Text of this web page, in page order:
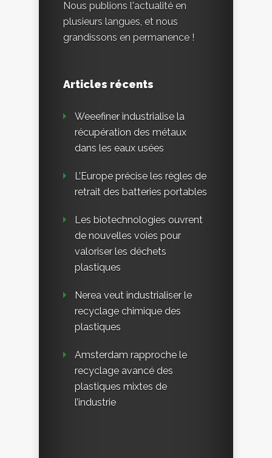
Nous publions l'actualité en
plusieurs langues, et nous
grandissons en permanence !
Articles récents
Weeefiner industrialise la
récupération des métaux
dans les eaux usées
L’Europe précise les règles de
retrait des batteries portables
Les biotechnologies ouvrent
de nouvelles voies pour
valoriser les déchets
plastiques
Nerea veut industrialiser le
recyclage chimique des
plastiques
Amsterdam rapproche le
recyclage avancé des
plastiques mixtes de
l’industrie